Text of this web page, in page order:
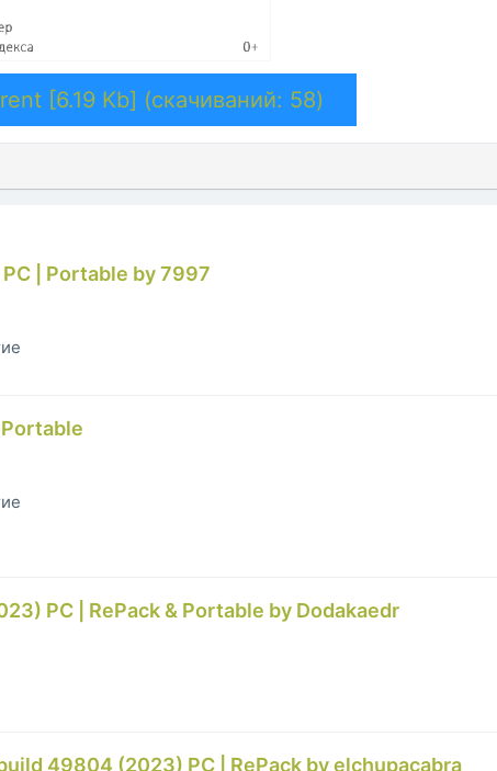
[6.19 Kb] (cкачиваний: 58)
| Portable by 7997
PC | RePack & Portable by Dodakaedr
49804 (2023) PC | RePack by elchupacabra